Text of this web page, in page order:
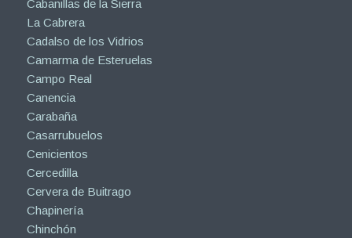
Cabanillas de la Sierra
La Cabrera
Cadalso de los Vidrios
Camarma de Esteruelas
Campo Real
Canencia
Carabaña
Casarrubuelos
Cenicientos
Cercedilla
Cervera de Buitrago
Chapinería
Chinchón